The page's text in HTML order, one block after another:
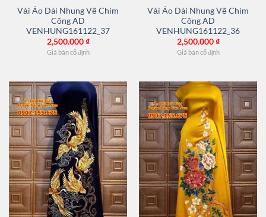
Vải Áo Dài Nhung Vẽ Chim
Công AD
VENHUNG161122_37
2,500.000₫
Giá bán cố định
Vải Áo Dài Nhung Vẽ Chim
Công AD
VENHUNG161122_36
2,500.000₫
Giá bán cố định